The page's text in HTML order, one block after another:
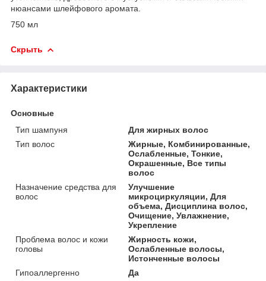
нюансами шлейфового аромата.
750 мл
Скрыть
Характеристики
Основные
Тип шампуня
Для жирных волос
Тип волос
Жирные, Комбинированные,
Ослабленные, Тонкие,
Окрашенные, Все типы
волос
Назначение средства для
волос
Улучшение
микроциркуляции, Для
объема, Дисциплина волос,
Очищение, Увлажнение,
Укрепление
Проблема волос и кожи
головы
Жирность кожи,
Ослабленные волосы,
Истонченные волосы
Гипоаллергенно
Да